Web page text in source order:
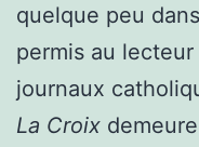
quelque peu
permis au
journaux
La Croix